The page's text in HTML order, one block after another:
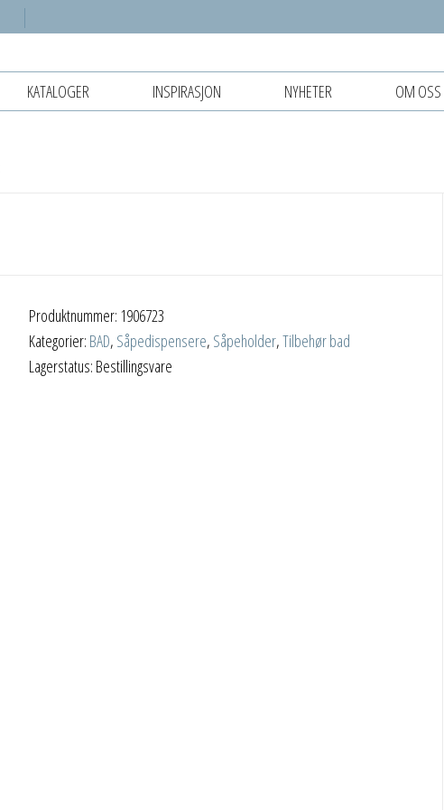
KATALOGER INSPIRASJON NYHETER OM OSS
Produktnummer: 1906723
Kategorier: BAD, Såpedispensere, Såpeholder,Tilbehør bad
Lagerstatus: Bestillingsvare